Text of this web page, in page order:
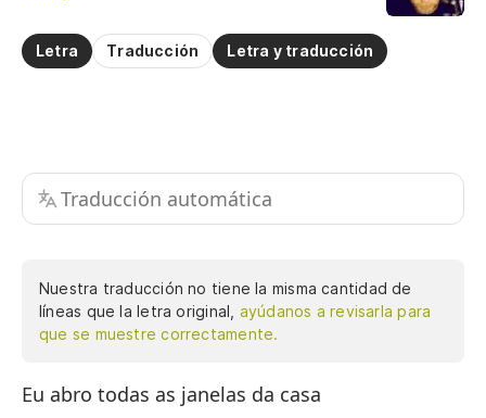
Letra Traducción Letra y traducción
Traducción automática
Nuestra traducción no tiene la misma cantidad de
líneas que la letra original, ayúdanos a revisarla para
que se muestre correctamente.
Eu abro todas as janelas da casa